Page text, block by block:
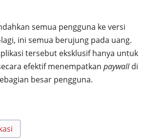
semua pengguna ke versi
ini semua berujung pada uang.
tersebut eksklusif hanya untuk
efektif menempatkan paywalldi
besar pengguna.